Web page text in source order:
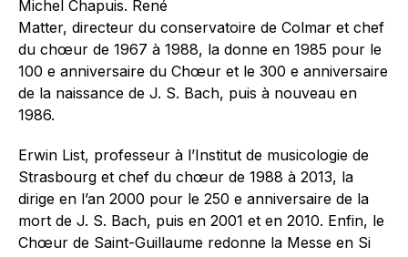
Michel Chapuis. René
Matter, directeur du conservatoire de Colmar et chef
du chœur de 1967 à 1988, la donne en 1985 pour le
100 e anniversaire du Chœur et le 300 e anniversaire
de la naissance de J. S. Bach, puis à nouveau en
1986.
Erwin List, professeur à l’Institut de musicologie de
Strasbourg et chef du chœur de 1988 à 2013, la
dirige en l’an 2000 pour le 250 e anniversaire de la
mort de J. S. Bach, puis en 2001 et en 2010. Enfin, le
Chœur de Saint-Guillaume redonne la Messe en Si